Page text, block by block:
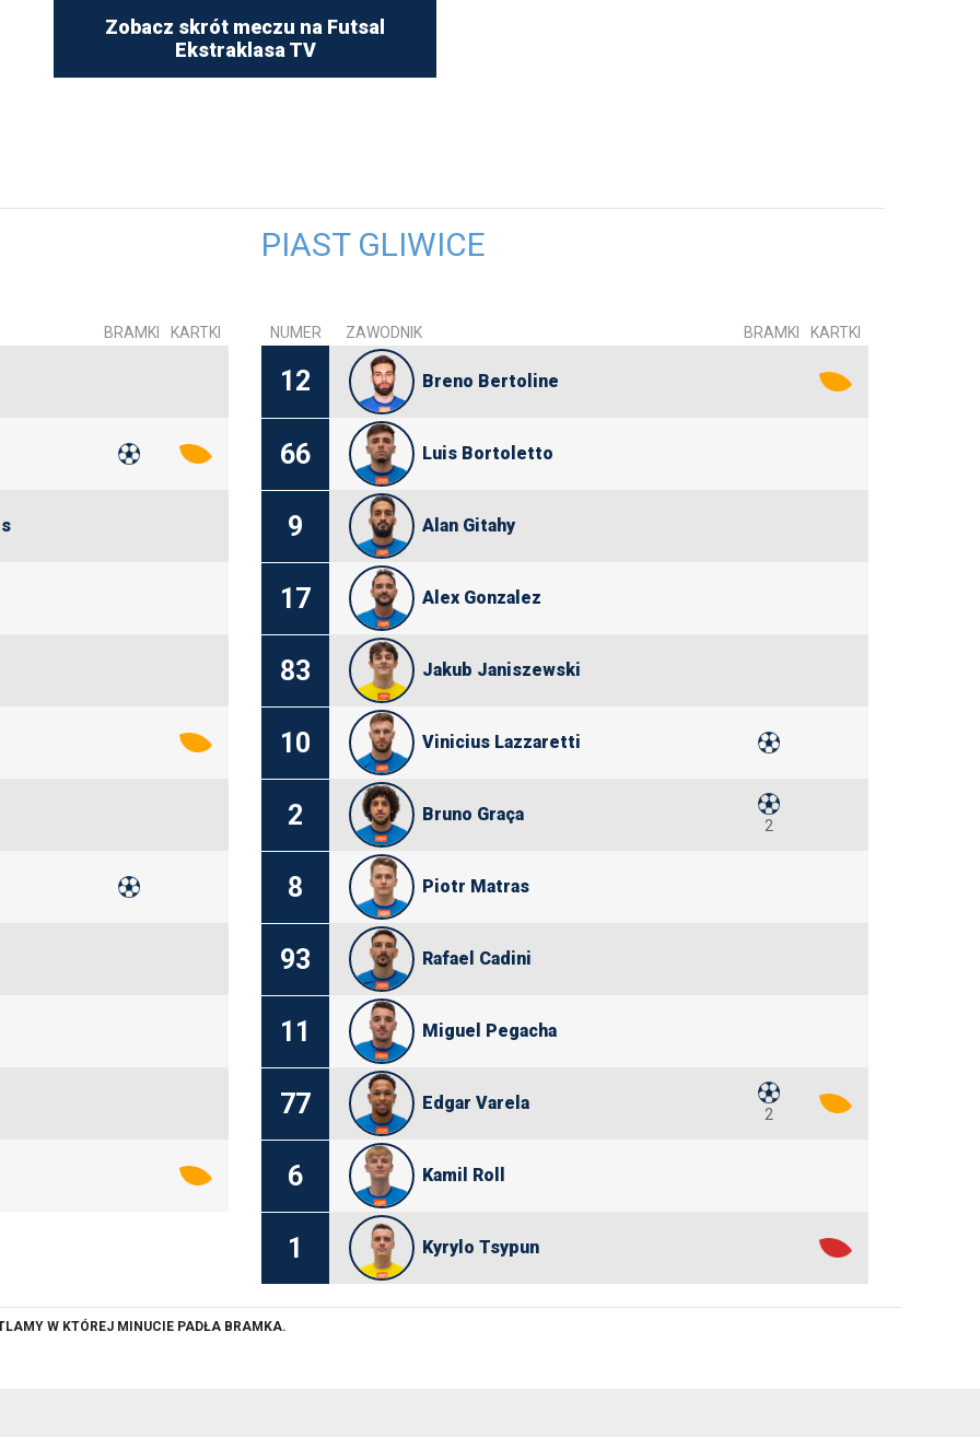
Zobacz skrót meczu na Futsal
Ekstraklasa TV
BRAMKI KARTKI
PIAST GLIWICE
NUMER ZAWODNIK BRAMKI KARTKI
12 Breno Bertoline
66 Luis Bortoletto
9 Alan Gitahy
17 Alex Gonzalez
83 Jakub Janiszewski
10 Vinicius Lazzaretti
2 Bruno Graça
2
8 Piotr Matras
93 Rafael Cadini
11 Miguel Pegacha
77 Edgar Varela
2
6 Kamil Roll
1 Kyrylo Tsypun
W KTÓREJ MINUCIE PADŁA BRAMKA.